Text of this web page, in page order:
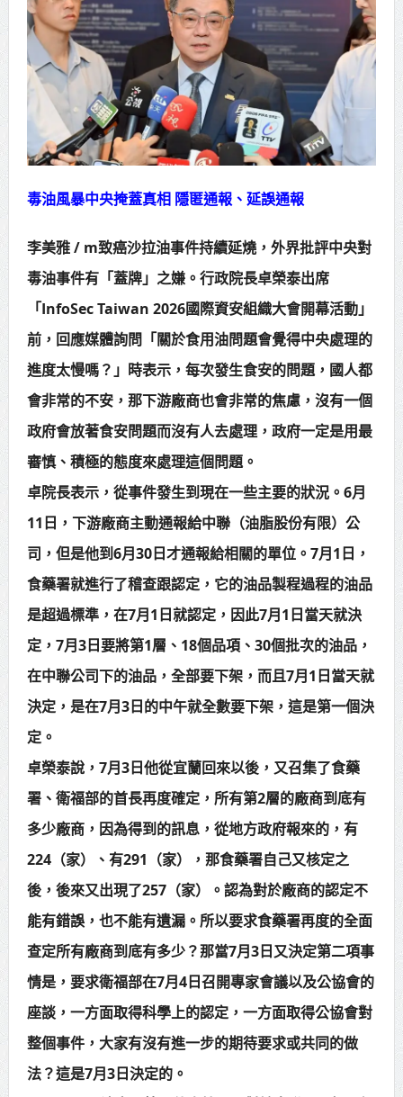
動土創造千個就業機會
高雄「三民運動中心」市長陳其
邁、運動部長李洋各界貴賓共同揭幕
高雄東照山關帝廟全國國中小學書
法比賽 圓滿落幕
蔣萬安再拋出「倒閣說」 喊推陳其
邁組閣
賴總統肯定「金唐獎」得獎者及入
圍者 允諾完善支持體系
毒油風暴中央掩蓋真相 隱匿通報、延誤通報
李美雅 / m致癌沙拉油事件持續延燒，外界批評中央對
毒油事件有「蓋牌」之嫌。行政院長卓榮泰出席
「InfoSec Taiwan 2026國際資安組織大會開幕活動」
前，回應媒體詢問「關於食用油問題會覺得中央處理的
進度太慢嗎？」時表示，每次發生食安的問題，國人都
會非常的不安，那下游廠商也會非常的焦慮，沒有一個
政府會放著食安問題而沒有人去處理，政府一定是用最
審慎、積極的態度來處理這個問題。
卓院長表示，從事件發生到現在一些主要的狀況。6月
11日，下游廠商主動通報給中聯（油脂股份有限）公
司，但是他到6月30日才通報給相關的單位。7月1日，
食藥署就進行了稽查跟認定，它的油品製程過程的油品
是超過標準，在7月1日就認定，因此7月1日當天就決
定，7月3日要將第1層、18個品項、30個批次的油品，
在中聯公司下的油品，全部要下架，而且7月1日當天就
決定，是在7月3日的中午就全數要下架，這是第一個決
定。
卓榮泰說，7月3日他從宜蘭回來以後，又召集了食藥
署、衛福部的首長再度確定，所有第2層的廠商到底有
多少廠商，因為得到的訊息，從地方政府報來的，有
224（家）、有291（家），那食藥署自己又核定之
後，後來又出現了257（家）。認為對於廠商的認定不
能有錯誤，也不能有遺漏。所以要求食藥署再度的全面
查定所有廠商到底有多少？那當7月3日又決定第二項事
情是，要求衛福部在7月4日召開專家會議以及公協會的
座談，一方面取得科學上的認定，一方面取得公協會對
整個事件，大家有沒有進一步的期待要求或共同的做
法？這是7月3日決定的。